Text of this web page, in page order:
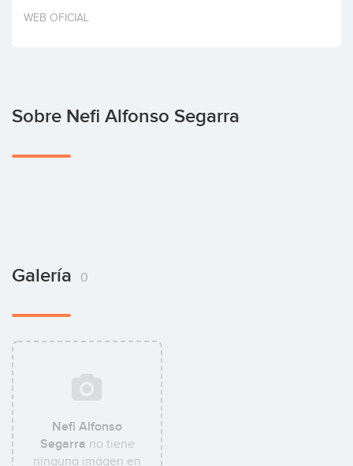
Invertir
WEB OFICIAL
Sobre Nefi Alfonso Segarra
Galería 0
Nefi Alfonso
Segarra no tiene
ninguna imágen en